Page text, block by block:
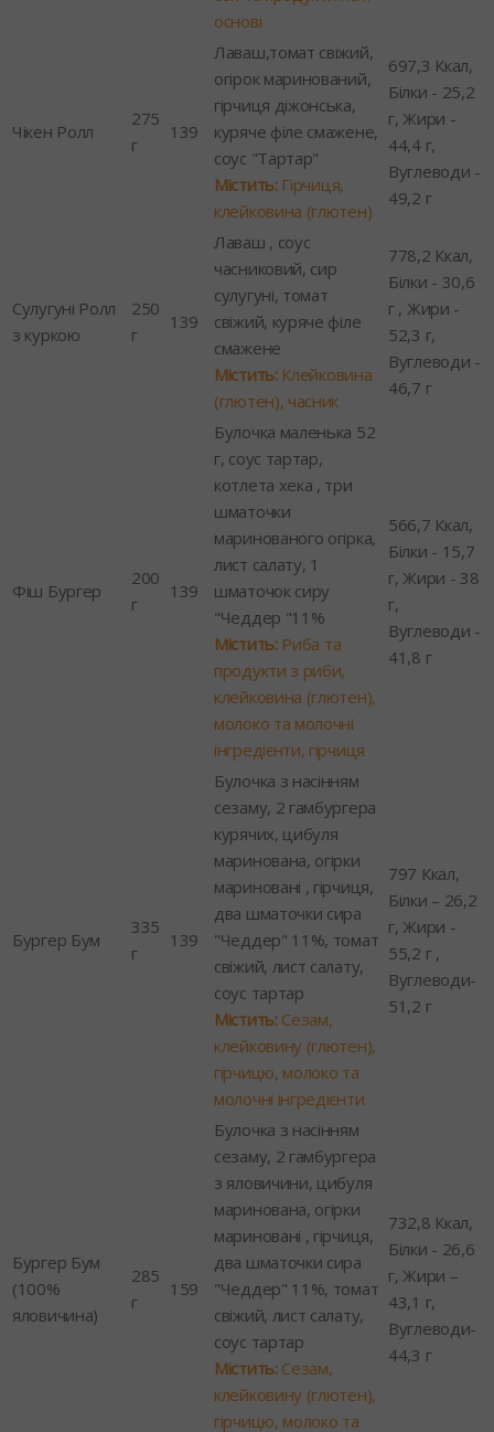
основі
Чікен Ролл
275
г
139
Лаваш,томат свіжий,
огірок маринований,
гірчиця діжонська,
куряче філе смажене,
соус "Тартар"
Містить:Гірчиця,
клейковина (глютен)
697,3 Ккал,
Білки - 25,2
г, Жири -
44,4 г,
Вуглеводи -
49,2 г
Сулугуні Ролл
з куркою
250
г
139
Лаваш , соус
часниковий, сир
сулугуні, томат
свіжий, куряче філе
смажене
Містить:Клейковина
(глютен), часник
778,2 Ккал,
Білки - 30,6
г , Жири -
52,3 г,
Вуглеводи -
46,7 г
Фіш Бургер
200
г
139
Булочка маленька 52
г, соус тартар,
котлета хека , три
шматочки
маринованого огірка,
лист салату, 1
шматочок сиру
"Чеддер "11%
Містить:Риба та
продукти з риби,
клейковина (глютен),
молоко та молочні
інгредієнти, гірчиця
566,7 Ккал,
Білки - 15,7
г, Жири - 38
г,
Вуглеводи -
41,8 г
Бургер Бум
335
г
139
Булочка з насінням
сезаму, 2 гамбургера
курячих, цибуля
маринована, огірки
мариновані , гірчиця,
два шматочки сира
"Чеддер" 11%, томат
свіжий, лист салату,
соус тартар
Містить:Сезам,
клейковину (глютен),
гірчицю, молоко та
молочні інгредієнти
797 Ккал,
Білки – 26,2
г, Жири -
55,2 г ,
Вуглеводи-
51,2 г
Бургер Бум
(100%
яловичина)
285
г
159
Булочка з насінням
сезаму, 2 гамбургера
з яловичини, цибуля
маринована, огірки
мариновані , гірчиця,
два шматочки сира
"Чеддер" 11%, томат
свіжий, лист салату,
соус тартар
Містить:Сезам,
клейковину (глютен),
гірчицю, молоко та
732,8 Ккал,
Білки - 26,6
г, Жири –
43,1 г,
Вуглеводи-
44,3 г